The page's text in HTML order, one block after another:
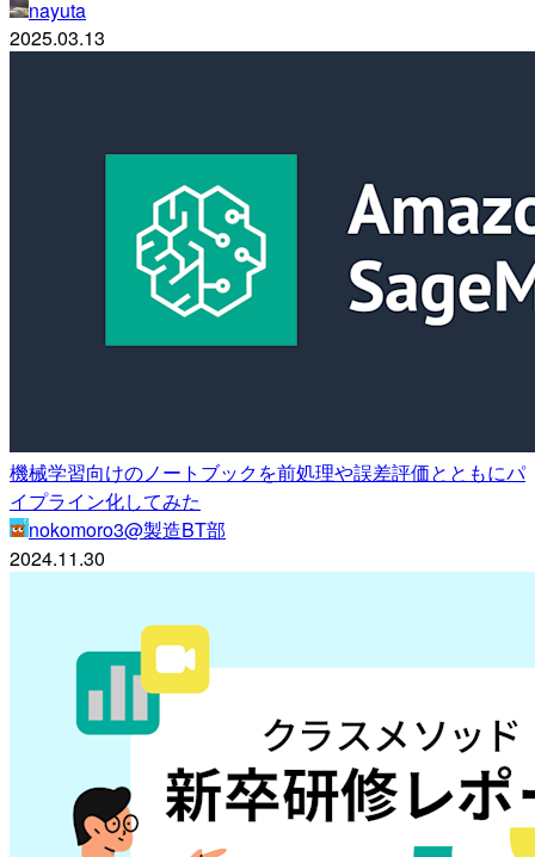
nayuta
2025.03.13
機械学習向けのノートブックを前処理や誤差評価とともにパ
イプライン化してみた
nokomoro3@製造BT部
2024.11.30